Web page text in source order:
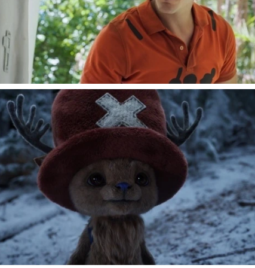
TVアニメ『戦隊大失格』
radio 大直会 2nd season